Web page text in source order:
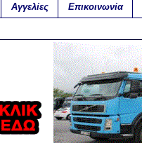
Αγγελίες Επικοινωνία